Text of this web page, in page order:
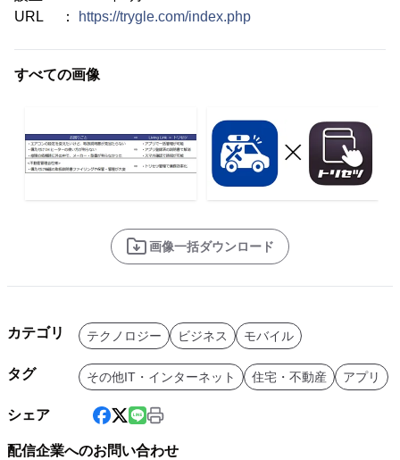
URL ：
https://trygle.com/index.php
すべての画像
画像一括ダウンロード
カテゴリ テクノロジー ビジネス モバイル
タグ その他IT・インターネット 住宅・不動産 アプリ
シェア
配信企業へのお問い合わせ